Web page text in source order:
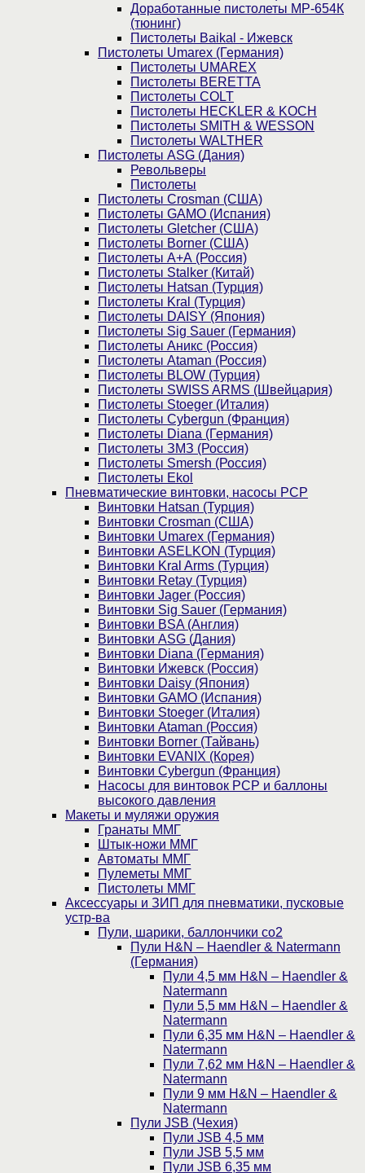
Доработанные пистолеты МР-654К
(тюнинг)
Пистолеты Baikal - Ижевск
Пистолеты Umarex (Германия)
Пистолеты UMAREX
Пистолеты BERETTA
Пистолеты COLT
Пистолеты HECKLER & KOCH
Пистолеты SMITH & WESSON
Пистолеты WALTHER
Пистолеты ASG (Дания)
Револьверы
Пистолеты
Пистолеты Crosman (США)
Пистолеты GAMO (Испания)
Пистолеты Gletcher (США)
Пистолеты Borner (США)
Пистолеты А+А (Россия)
Пистолеты Stalker (Китай)
Пистолеты Hatsan (Турция)
Пистолеты Kral (Турция)
Пистолеты DAISY (Япония)
Пистолеты Sig Sauer (Германия)
Пистолеты Аникс (Россия)
Пистолеты Ataman (Россия)
Пистолеты BLOW (Турция)
Пистолеты SWISS ARMS (Швейцария)
Пистолеты Stoeger (Италия)
Пистолеты Cybergun (Франция)
Пистолеты Diana (Германия)
Пистолеты ЗМЗ (Россия)
Пистолеты Smersh (Россия)
Пистолеты Ekol
Пневматические винтовки, насосы PCP
Винтовки Hatsan (Турция)
Винтовки Crosman (США)
Винтовки Umarex (Германия)
Винтовки ASELKON (Турция)
Винтовки Kral Arms (Турция)
Винтовки Retay (Турция)
Винтовки Jager (Россия)
Винтовки Sig Sauer (Германия)
Винтовки BSA (Англия)
Винтовки ASG (Дания)
Винтовки Diana (Германия)
Винтовки Ижевск (Россия)
Винтовки Daisy (Япония)
Винтовки GAMO (Испания)
Винтовки Stoeger (Италия)
Винтовки Ataman (Россия)
Винтовки Borner (Тайвань)
Винтовки EVANIX (Корея)
Винтовки Cybergun (Франция)
Насосы для винтовок PCP и баллоны
высокого давления
Макеты и муляжи оружия
Гранаты ММГ
Штык-ножи ММГ
Автоматы ММГ
Пулеметы ММГ
Пистолеты ММГ
Аксессуары и ЗИП для пневматики, пусковые
устр-ва
Пули, шарики, баллончики со2
Пули H&N – Haendler & Natermann
(Германия)
Пули 4,5 мм H&N – Haendler &
Natermann
Пули 5,5 мм H&N – Haendler &
Natermann
Пули 6,35 мм H&N – Haendler &
Natermann
Пули 7,62 мм H&N – Haendler &
Natermann
Пули 9 мм H&N – Haendler &
Natermann
Пули JSB (Чехия)
Пули JSB 4,5 мм
Пули JSB 5,5 мм
Пули JSB 6,35 мм